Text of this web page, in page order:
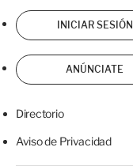
INICIAR SESIÓN
ANÚNCIATE
Directorio
Aviso de Privacidad